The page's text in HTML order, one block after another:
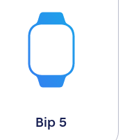
Bip 5